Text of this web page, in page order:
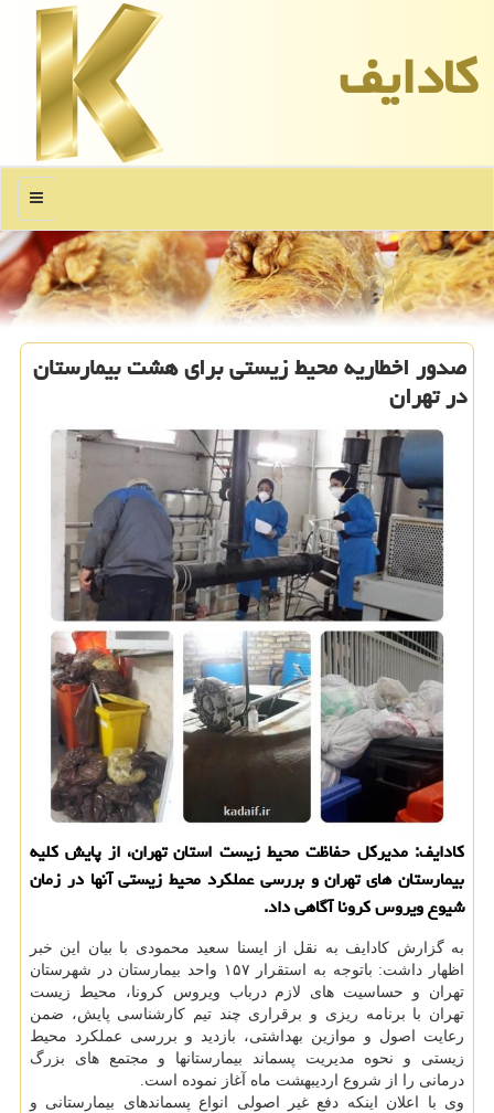
كادایف
منو
صدور اخطاریه محیط زیستی برای هشت بیمارستان
در تهران
كادایف: مدیركل حفاظت محیط زیست استان تهران، از پایش كلیه
بیمارستان های تهران و بررسی عملكرد محیط زیستی آنها در زمان
شیوع ویروس كرونا آگاهی داد.
به گزارش کادایف به نقل از ایسنا سعید محمودی با بیان این خبر
اظهار داشت: باتوجه به استقرار ۱۵۷ واحد بیمارستان در شهرستان
تهران و حساسیت های لازم درباب ویروس کرونا، محیط زیست
تهران با برنامه ریزی و برقراری چند تیم کارشناسی پایش، ضمن
رعایت اصول و موازین بهداشتی، بازدید و بررسی عملکرد محیط
زیستی و نحوه مدیریت پسماند بیمارستانها و مجتمع های بزرگ
درمانی را از شروع اردیبهشت ماه آغاز نموده است.
وی با اعلان اینکه دفع غیر اصولی انواع پسماندهای بیمارستانی و